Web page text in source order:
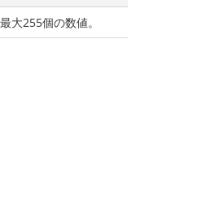
大255個の数値。